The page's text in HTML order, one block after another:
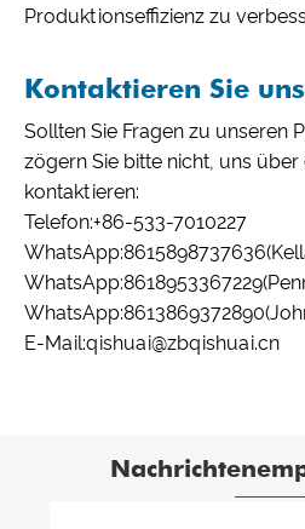
Produktionseffizienz zu
Kontaktieren Sie
Sollten Sie Fragen zu unseren
zögern Sie bitte nicht, uns
kontaktieren:
Telefon:+86-533-7010227
WhatsApp:8615898737636
WhatsApp:8618953367229
WhatsApp:8613869372890
E-Mail:qishuai@zbqishuai.cn